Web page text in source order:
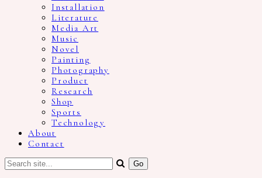
Installation
Literature
Media Art
Music
Novel
Painting
Photography
Product
Research
Shop
Sports
Technology
About
Contact